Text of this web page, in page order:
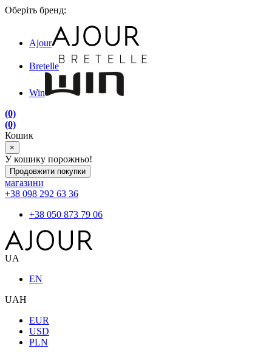
Оберіть бренд:
Ajour
Bretelle
Win
(0)
(0)
Кошик
×
У кошику порожньо!
Продовжити покупки
магазини
+38 098 292 63 36
+38 050 873 79 06
UA
EN
UAH
EUR
USD
PLN